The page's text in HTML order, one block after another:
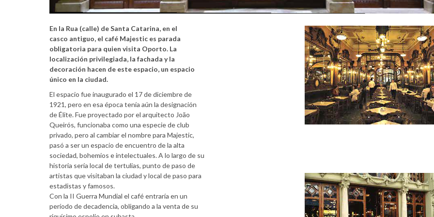
En la Rua (calle) de Santa Catarina, en el
casco antiguo, el café Majestic es parada
obligatoria para quien visita Oporto. La
localización privilegiada, la fachada y la
decoración hacen de este espacio, un espacio
único en la ciudad.
El espacio fue inaugurado el 17 de diciembre de
1921, pero en esa época tenía aún la designación
de Élite. Fue proyectado por el arquitecto João
Queirós, funcionaba como una especie de club
privado, pero al cambiar el nombre para Majestic,
pasó a ser un espacio de encuentro de la alta
sociedad, bohemios e intelectuales. A lo largo de su
historia sería local de tertulias, punto de paso de
artistas que visitaban la ciudad y local de paso para
estadistas y famosos.
Con la II Guerra Mundial el café entraría en un
período de decadencia, obligando a la venta de su